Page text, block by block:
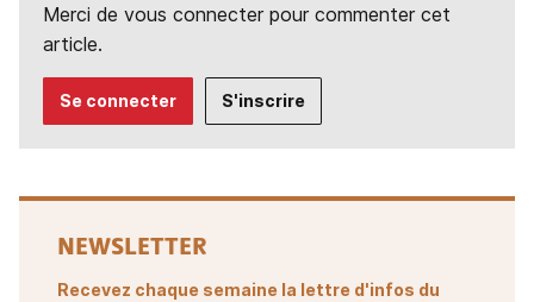
Merci de vous connecter pour commenter cet
article.
Se connecter S'inscrire
NEWSLETTER
Recevez chaque semaine la lettre d'infos du